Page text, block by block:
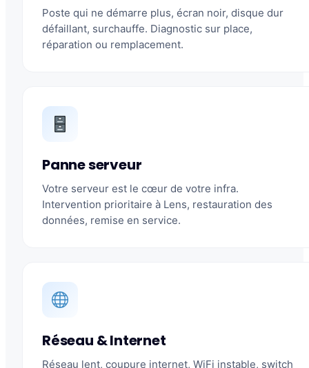
Poste qui ne démarre plus, écran noir, disque dur
défaillant, surchauffe. Diagnostic sur place,
réparation ou remplacement.
Panne serveur
Votre serveur est le cœur de votre infra.
Intervention prioritaire à Lens, restauration des
données, remise en service.
Réseau & Internet
Réseau lent, coupure internet, WiFi instable, switch